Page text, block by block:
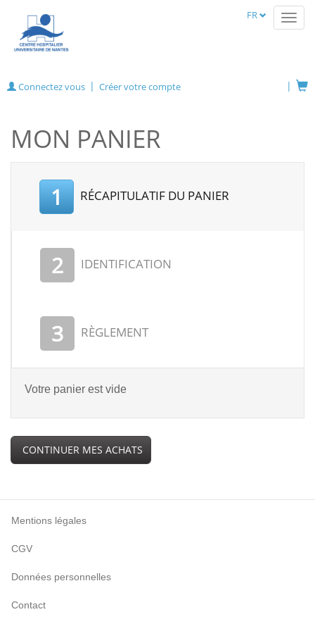
FR
Connectez vous Créer votre compte
MON PANIER
1 RÉCAPITULATIF DU PANIER
2 IDENTIFICATION
3 RÈGLEMENT
Votre panier est vide
CONTINUER MES ACHATS
Mentions légales
CGV
Données personnelles
Contact